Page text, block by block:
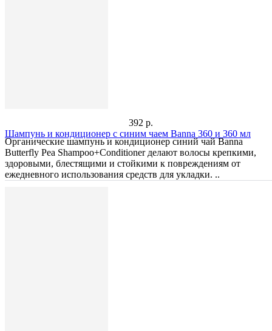
392 р.
Шампунь и кондиционер с синим чаем Banna 360 и 360 мл
Органические шампунь и кондиционер синий чай Banna
Butterfly Pea Shampoo+Conditioner делают волосы крепкими,
здоровыми, блестящими и стойкими к повреждениям от
ежедневного использования средств для укладки. ..